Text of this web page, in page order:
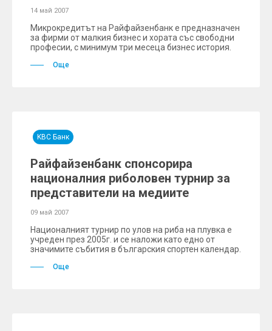
14 май 2007
Микрокредитът на Райфайзенбанк е предназначен
за фирми от малкия бизнес и хората със свободни
професии, с минимум три месеца бизнес история.
Още
KBC Банк
Райфайзенбанк спонсорира
националния риболовен турнир за
представители на медиите
09 май 2007
Националният турнир по улов на риба на плувка е
учреден през 2005г. и се наложи като едно от
значимите събития в българския спортен календар.
Още